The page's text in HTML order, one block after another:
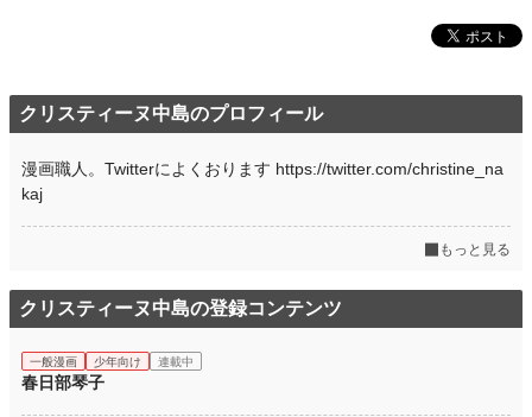
クリスティーヌ中島のプロフィール
漫画職人。Twitterによくおります https://twitter.com/christine_na
kaj
もっと見る
クリスティーヌ中島の登録コンテンツ
一般漫画 少年向け 連載中
春日部琴子